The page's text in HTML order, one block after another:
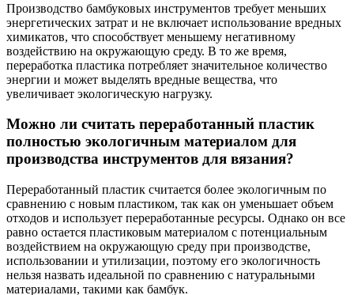
Производство бамбуковых инструментов требует меньших
энергетических затрат и не включает использование вредных
химикатов, что способствует меньшему негативному
воздействию на окружающую среду. В то же время,
переработка пластика потребляет значительное количество
энергии и может выделять вредные вещества, что
увеличивает экологическую нагрузку.
Можно ли считать переработанный пластик
полностью экологичным материалом для
производства инструментов для вязания?
Переработанный пластик считается более экологичным по
сравнению с новым пластиком, так как он уменьшает объем
отходов и использует переработанные ресурсы. Однако он все
равно остается пластиковым материалом с потенциальным
воздействием на окружающую среду при производстве,
использовании и утилизации, поэтому его экологичность
нельзя назвать идеальной по сравнению с натуральными
материалами, такими как бамбук.